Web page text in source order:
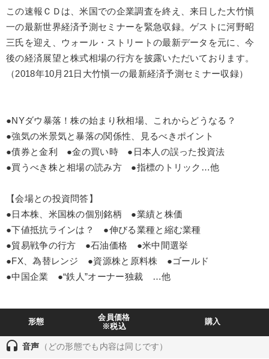
IT・サービス・金融業 コンサルタント 専門家
入門篇 ドラッカー AI ビジネスモデル
生き方の指針
ondemand_video 経営音声・動画を探す
全国経営者セミナー収録物以外の経営教材（全761タイトル）からお探
しいただけます
カテゴリー
【1月】音声・映像 【4月】音声・映像
経済・景気・相場予測 音声と動画で学ぶ
この速報ＣＤは、米国での企業調査を終え、来日した大竹愼
一の最新世界経済予測セミナーを緊急収録。ゲストに河野昭
三氏を迎え、ウォール・ストリートの最新データを元に、今
後の経済展望と株式相場の行方を披露いただいております。
（2018年10月21日大竹愼一の最新経済予測セミナー収録）
●NYダウ暴落！株の始まり秋相場、これからどうなる？
●強気の米景気と暴落の関係性、見るべきポイント
●債券と金利 ●金の買い時 ●日本人の誤った投資法
●買うべき株と相場の読み方 ●指標のトリック…他
【会場との投資問答】
●日本株、米国株の個別銘柄 ●業績と株価
●下値抵抗ラインは？ ●伸びる業種と縮む業種
●貿易戦争の行方 ●石油価格 ●米中間選挙
●FX、為替レンジ ●資源株と原料株 ●ゴールド
●中国企業 ●“鉄人”オーナー独裁 …他
形態
会員価格
※税込
購入
headset 音声 （どの形態でも内容は同じです）